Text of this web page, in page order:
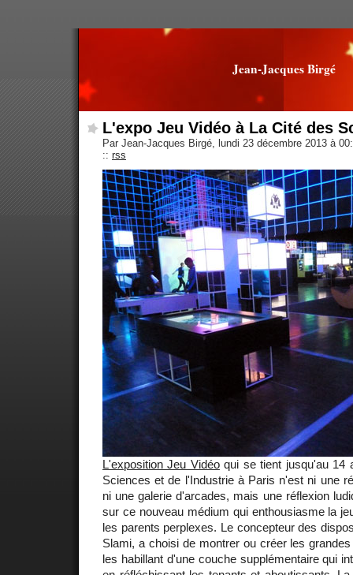
Jean-Jacques Birgé
L'expo Jeu Vidéo à La Cité des
Par Jean-Jacques Birgé, lundi 23 décembre 2013 à
:: rss
L'exposition Jeu Vidéoqui se tient jusqu'au 14
Sciences et de l'Industrie à Paris n'est ni une
ni une galerie d'arcades, mais une réflexion
sur ce nouveau médium qui enthousiasme la
les parents perplexes. Le concepteur des
Slami, a choisi de montrer ou créer les
les habillant d'une couche supplémentaire qui